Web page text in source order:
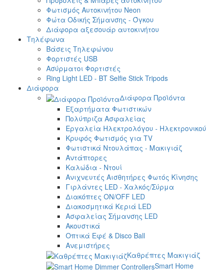
Φωτισμός Αυτοκινήτου Neon
Φώτα Οδικής Σήμανσης - Όγκου
Διάφορα αξεσουάρ αυτοκινήτου
Τηλέφωνα
Βάσεις Τηλεφώνου
Φορτιστές USB
Ασύρματοι Φορτιστές
Ring Light LED - BT Selfie Stick Tripods
Διάφορα
Διάφορα Προϊόντα
Εξαρτήματα Φωτιστικών
Πολύπριζα Ασφαλείας
Εργαλεία Ηλεκτρολόγου - Ηλεκτρονικού
Κρυφός Φωτισμός για TV
Φωτιστικά Ντουλάπας - Μακιγιάζ
Αντάπτορες
Καλώδια - Ντουί
Ανιχνευτές Αισθητήρες Φωτός Κίνησης
Γιρλάντες LED - Χαλκός/Σύρμα
Διακόπτες ON/OFF LED
Διακοσμητικά Κεριά LED
Ασφαλείας Σήμανσης LED
Ακουστικά
Οπτικά Εφέ & Disco Ball
Ανεμιστήρες
Καθρέπτες Μακιγιάζ
Smart Home